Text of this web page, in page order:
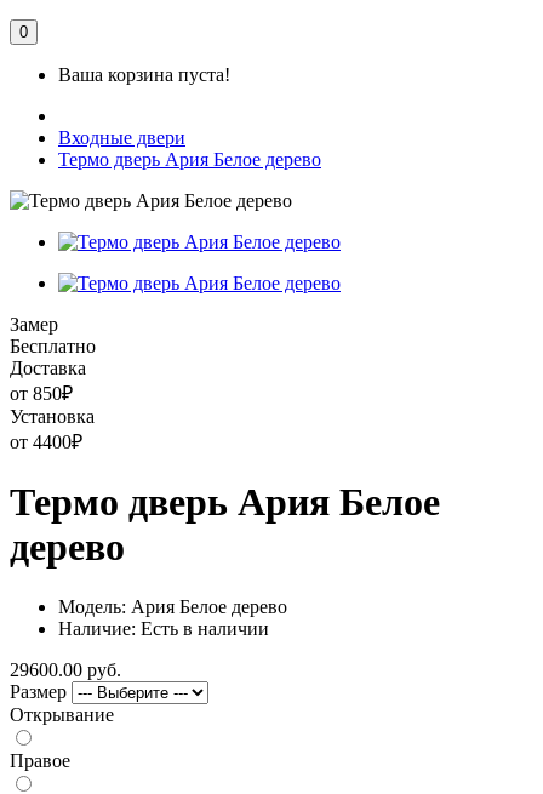
0
Ваша корзина пуста!
Входные двери
Термо дверь Ария Белое дерево
Замер
Бесплатно
Доставка
от 850₽
Установка
от 4400₽
Термо дверь Ария Белое
дерево
Модель: Ария Белое дерево
Наличие: Есть в наличии
29600.00 руб.
Размер
Открывание
Правое